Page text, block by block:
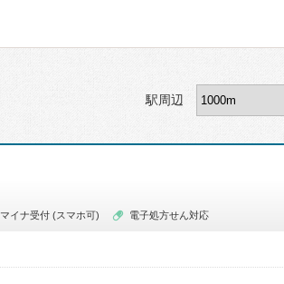
駅周辺
マイナ受付 (スマホ可) 電子処方せん対応